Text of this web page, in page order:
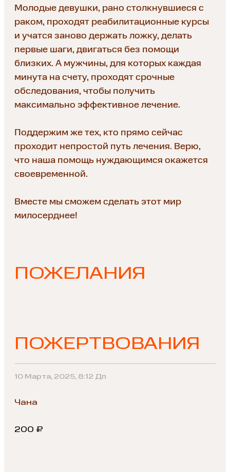
Молодые девушки, рано столкнувшиеся с
раком, проходят реабилитационные курсы
и учатся заново держать ложку, делать
первые шаги, двигаться без помощи
близких. А мужчины, для которых каждая
минута на счету, проходят срочные
обследования, чтобы получить
максимально эффективное лечение.
Поддержим же тех, кто прямо сейчас
проходит непростой путь лечения. Верю,
что наша помощь нуждающимся окажется
своевременной.
Вместе мы сможем сделать этот мир
милосерднее!
ПОЖЕЛАНИЯ
ПОЖЕРТВОВАНИЯ
10 Марта, 2025, 8:12 Дп
Чана
200 ₽